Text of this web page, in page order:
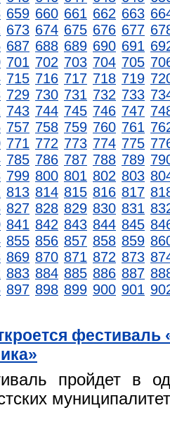
659 660 661 662 663
673 674 675 676 677
687 688 689 690 691
701 702 703 704 705
715 716 717 718 719
729 730 731 732 733
743 744 745 746 747
757 758 759 760 761
771 772 773 774 775
785 786 787 788 789
799 800 801 802 803
813 814 815 816 817
827 828 829 830 831
841 842 843 844 845
855 856 857 858 859
869 870 871 872 873
883 884 885 886 887
897 898 899 900 901
фестиваль
пройдет в